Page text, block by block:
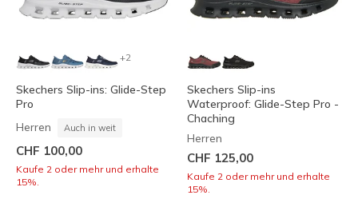
+2
Skechers Slip-ins: Glide-Step
Pro
Herren Auch in weit
CHF 100,00
Kaufe 2 oder mehr und erhalte
15%.
Skechers Slip-ins
Waterproof: Glide-Step Pro -
Chaching
Herren
CHF 125,00
Kaufe 2 oder mehr und erhalte
15%.